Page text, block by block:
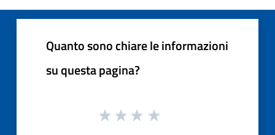
Quanto sono chiare le informazioni
su questa pagina?